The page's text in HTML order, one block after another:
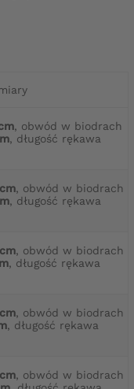
, obwód w biodrach
, długość rękawa
, obwód w biodrach
, długość rękawa
, obwód w biodrach
, długość rękawa
, obwód w biodrach
, długość rękawa
, obwód w biodrach